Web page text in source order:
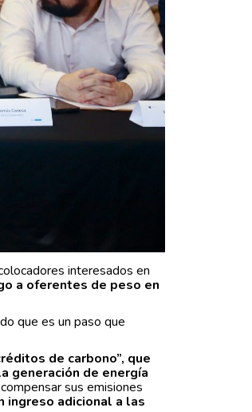
interesados en
a oferentes de peso en
que es un paso que
de carbono”, que
generación de energía
sus emisiones
ingreso adicional a las